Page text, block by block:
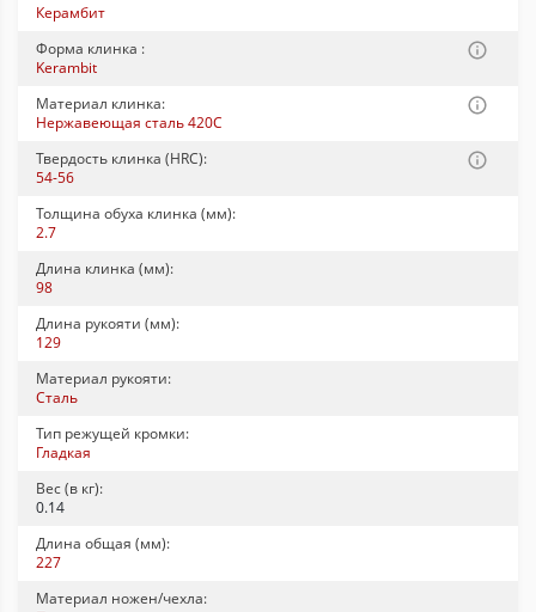
Керамбит
Форма клинка :
Kerambit
Материал клинка:
Нержавеющая сталь 420C
Твердость клинка (HRC):
54-56
Толщина обуха клинка (мм):
2.7
Длина клинка (мм):
98
Длина рукояти (мм):
129
Материал рукояти:
Сталь
Тип режущей кромки:
Гладкая
Вес (в кг):
0.14
Длина общая (мм):
227
Материал ножен/чехла: